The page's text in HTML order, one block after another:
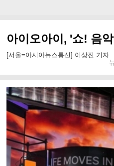
아이오아이, '쇼! 음
[서울=아시아뉴스통신] 이상진 기자